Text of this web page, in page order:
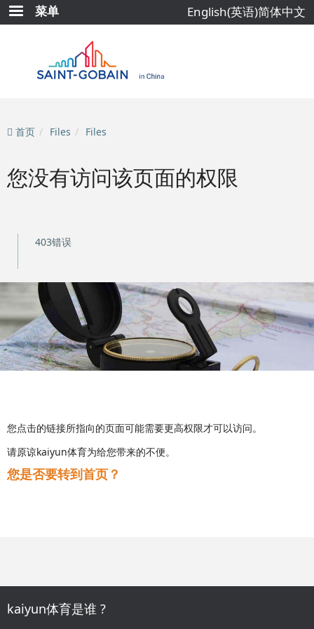
跳
转
菜单 English(英语)简体中文
首页 Files Files
您没有访问该页面的权限
403错误
您点击的链接所指向的页面可能需要更高权限才可以访问。
请原谅kaiyun体育为给您带来的不便。
您是否要转到首页？
kaiyun体育是谁 ?